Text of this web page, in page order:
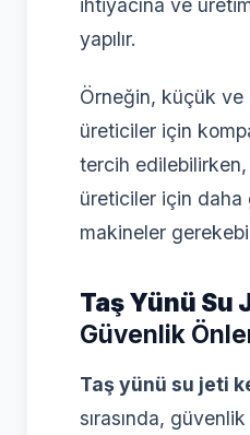
ihtiyacına ve
yapılır.
Örneğin, küçük ve
üreticiler için
tercih
üreticiler için daha
makineler
Taş Yünü Su
Güvenlik
Taş yünü su jeti
sırasında,